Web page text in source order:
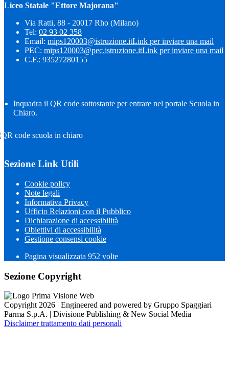
Liceo Statale "Ettore Majorana"
Via Ratti, 88 - 20017 Rho (Milano)
Tel: 02 93 02 358
Email: mips120003@istruzione.itLink per inviare una mail
PEC: mips120003@pec.istruzione.itLink per inviare una mail
C.F.: 93527280155
Inquadra il QR code sottostante per entrare nel portale Scuola in
Chiaro.
Sezione Link Utili
Cookie policy
Note legali
Informativa Privacy
Ufficio Relazioni con il Pubblico
Dichiarazione di accessibilità
Obiettivi di accessibilità
Gestione consensi cookie
Pagina visualizzata 952 volte
Sezione Copyright
Copyright 2026 | Engineered and powered by Gruppo Spaggiari
Parma S.p.A. | Divisione Publishing & New Social Media
Disclaimer trattamento dati personali